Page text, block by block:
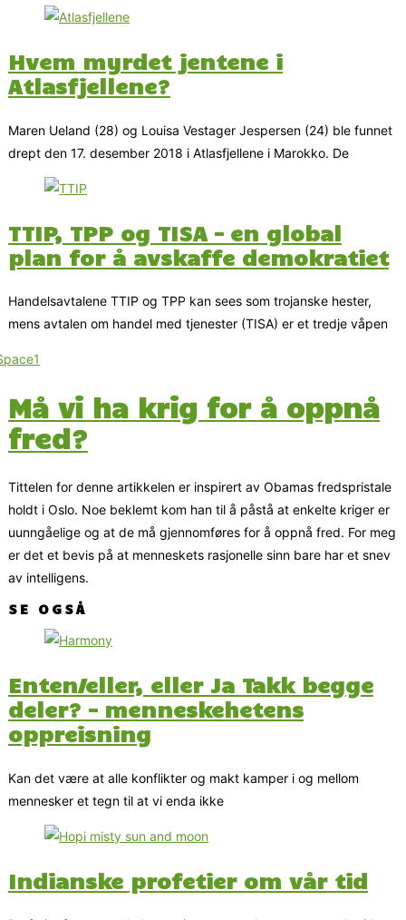
Hvem myrdet jentene i
Atlasfjellene?
Maren Ueland (28) og Louisa Vestager Jespersen (24) ble funnet
drept den 17. desember 2018 i Atlasfjellene i Marokko. De
TTIP, TPP og TISA – en global
plan for å avskaffe demokratiet
Handelsavtalene TTIP og TPP kan sees som trojanske hester,
mens avtalen om handel med tjenester (TISA) er et tredje våpen
Må vi ha krig for å oppnå
fred?
Tittelen for denne artikkelen er inspirert av Obamas fredspristale
holdt i Oslo. Noe beklemt kom han til å påstå at enkelte kriger er
uunngåelige og at de må gjennomføres for å oppnå fred. For meg
er det et bevis på at menneskets rasjonelle sinn bare har et snev
av intelligens.
SE OGSÅ
Enten/eller, eller Ja Takk begge
deler? – menneskehetens
oppreisning
Kan det være at alle konflikter og makt kamper i og mellom
mennesker et tegn til at vi enda ikke
Indianske profetier om vår tid